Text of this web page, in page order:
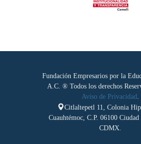
Fundación Empresarios por la
A.C. ® Todos los derechos
Aviso de Privacidad
Citlaltepetl 11, Colonia
Cuauhtémoc, C.P. 06100 Ciudad
CDMX.